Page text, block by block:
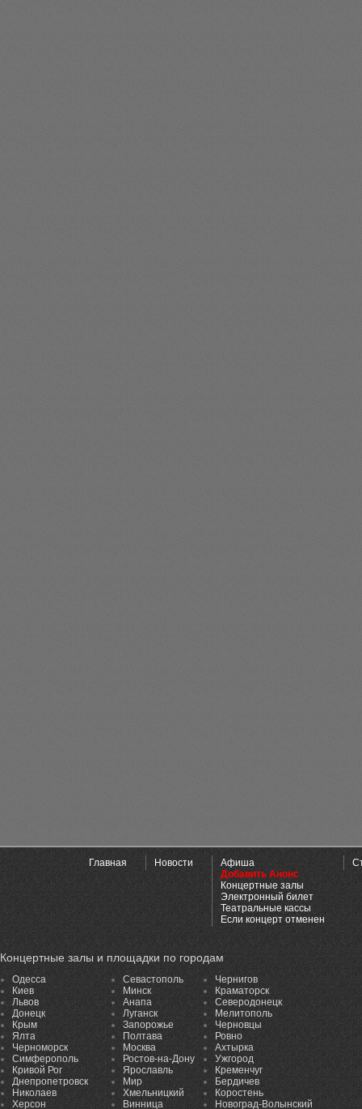
Главная Новости
Афиша
Добавить Анонс
Концертные залы
Электронный билет
Театральные кассы
Если концерт отменен
Концертные залы и площадки по городам
Одесса
Киев
Львов
Донецк
Крым
Ялта
Черноморск
Симферополь
Кривой Рог
Днепропетровск
Николаев
Херсон
Севастополь
Минск
Анапа
Луганск
Запорожье
Полтава
Москва
Ростов-на-Дону
Ярославль
Мир
Хмельницкий
Винница
Чернигов
Краматорск
Северодонецк
Мелитополь
Черновцы
Ровно
Ахтырка
Ужгород
Кременчуг
Бердичев
Коростень
Новоград-Волынский